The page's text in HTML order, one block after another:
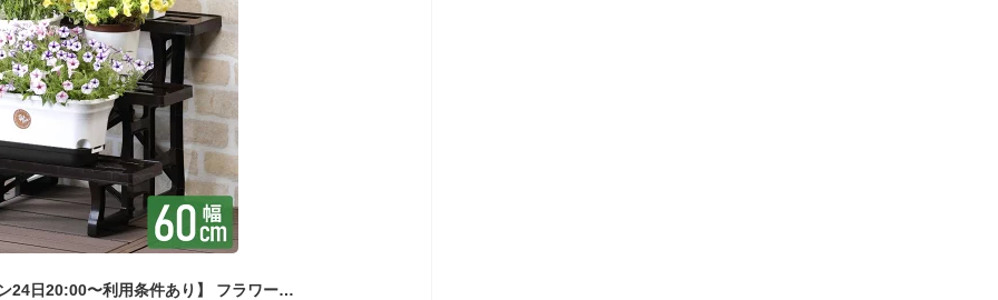
【最大7%OFFクーポン24日20:00〜利用条件あり】 フラワースタンド プランタースタンド 屋外 3段 幅60cm 600 花台 ガーデニング ガーデンラック フラワーラック プランターラック 鉢 観葉植物 置き台 室内 MA-2203 日本製